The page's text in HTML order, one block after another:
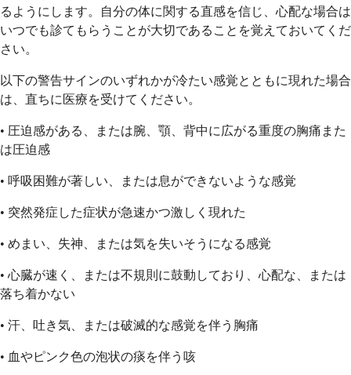
るようにします。自分の体に関する直感を信じ、心配な場合は
いつでも診てもらうことが大切であることを覚えておいてくだ
さい。
以下の警告サインのいずれかが冷たい感覚とともに現れた場合
は、直ちに医療を受けてください。
• 圧迫感がある、または腕、顎、背中に広がる重度の胸痛また
は圧迫感
• 呼吸困難が著しい、または息ができないような感覚
• 突然発症した症状が急速かつ激しく現れた
• めまい、失神、または気を失いそうになる感覚
• 心臓が速く、または不規則に鼓動しており、心配な、または
落ち着かない
• 汗、吐き気、または破滅的な感覚を伴う胸痛
• 血やピンク色の泡状の痰を伴う咳